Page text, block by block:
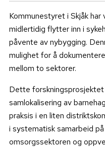
Kommunestyret i Skjåk
midlertidig flytter inn i
påvente av nybygging.
mulighet for å
mellom to sektorer.
Dette forskningsprosjektet
samlokalisering av
praksis i en liten
i systematisk samarbeid
omsorgssektoren og